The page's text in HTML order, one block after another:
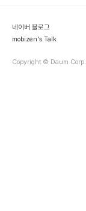
네이버 블로그
mobizen's Talk
Copyright © Daum